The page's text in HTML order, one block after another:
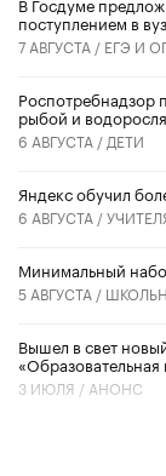
поступлением в
7 АВГУСТА / ЕГЭ И
Роспотребнадзор
рыбой и
6 АВГУСТА / ДЕТИ
​Яндекс обучил
6 АВГУСТА /
Минимальный
5 АВГУСТА /
Вышел в свет
3 ИЮЛЯ / АНОНС